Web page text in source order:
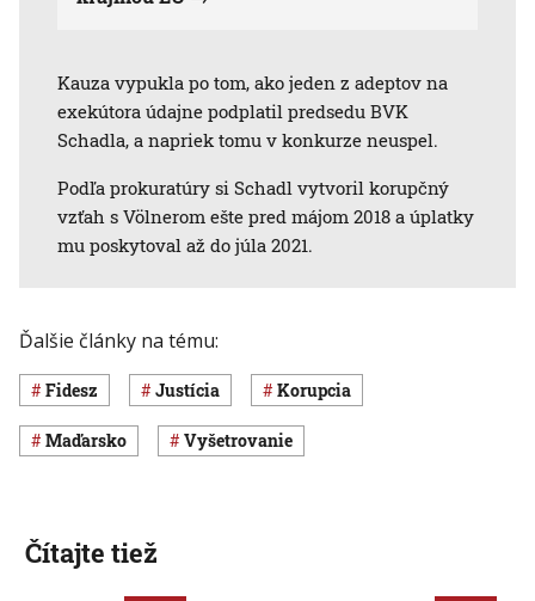
Kauza vypukla po tom, ako jeden z adeptov na
exekútora údajne podplatil predsedu BVK
Schadla, a napriek tomu v konkurze neuspel.
Podľa prokuratúry si Schadl vytvoril korupčný
vzťah s Völnerom ešte pred májom 2018 a úplatky
mu poskytoval až do júla 2021.
Ďalšie články na tému:
Fidesz justícia korupcia
Maďarsko vyšetrovanie
Čítajte tiež